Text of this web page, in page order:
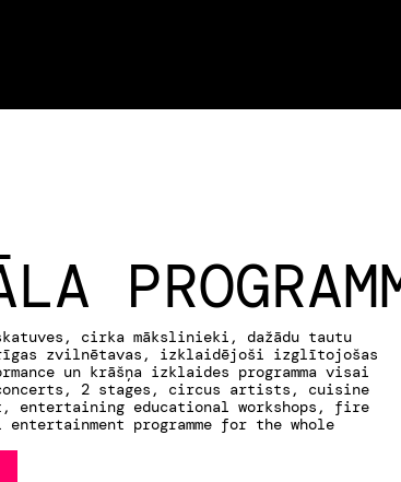
cirka mākslinieki, dažādu tautu
zvilnētavas, izklaidējoši izglītojošas
un krāšņa izklaides programma visai
2 stages, circus artists, cuisine
educational workshops, fire
programme for the whole